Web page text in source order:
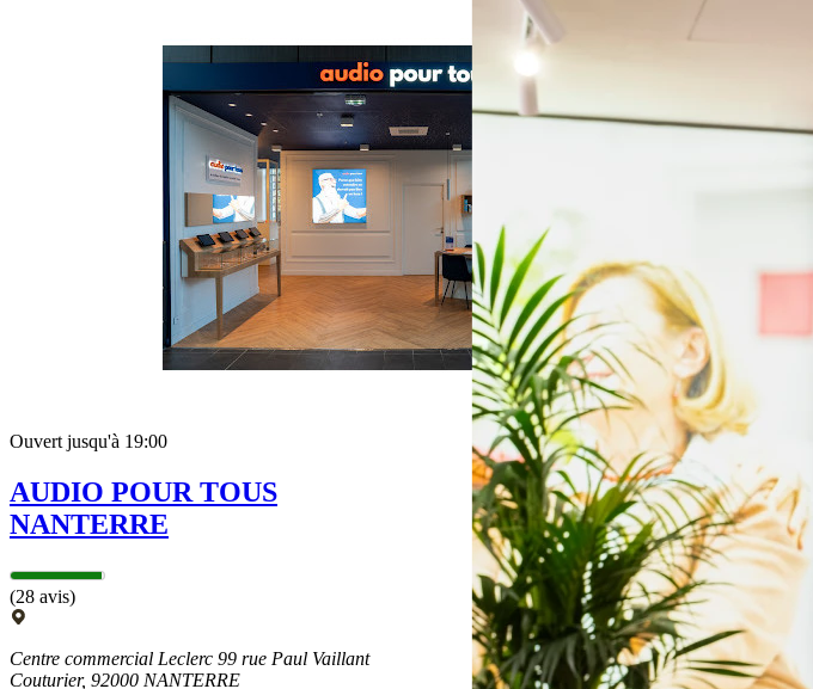
Ouvert jusqu'à 19:00
AUDIO POUR TOUS
NANTERRE
(28 avis)
Centre commercial Leclerc 99 rue Paul Vaillant
Couturier, 92000 NANTERRE